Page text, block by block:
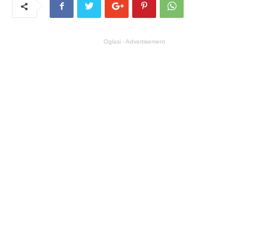
Oglasi - Advertisement